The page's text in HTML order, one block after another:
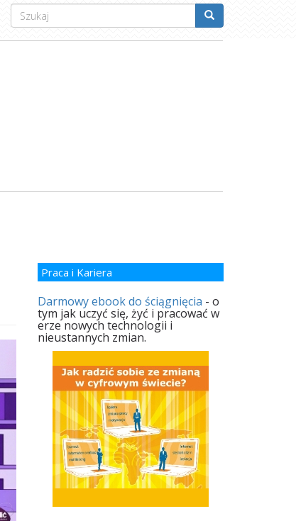
Formularz
wyszukiwania
Szukaj
Praca i Kariera
Darmowy ebook do ściągnięcia - o
tym jak uczyć się, żyć i pracować w
erze nowych technologii i
nieustannych zmian.